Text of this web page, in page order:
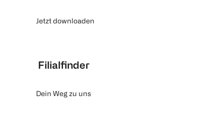
Jetzt downloaden
Filialfinder
Dein Weg zu uns